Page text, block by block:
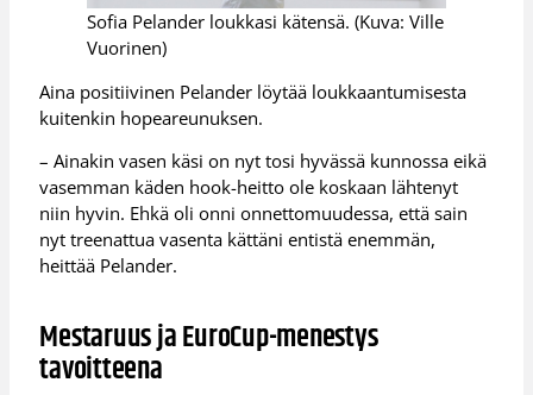
Sofia Pelander loukkasi kätensä. (Kuva: Ville
Vuorinen)
Aina positiivinen Pelander löytää loukkaantumisesta
kuitenkin hopeareunuksen.
– Ainakin vasen käsi on nyt tosi hyvässä kunnossa eikä
vasemman käden hook-heitto ole koskaan lähtenyt
niin hyvin. Ehkä oli onni onnettomuudessa, että sain
nyt treenattua vasenta kättäni entistä enemmän,
heittää Pelander.
Mestaruus ja EuroCup-menestys
tavoitteena